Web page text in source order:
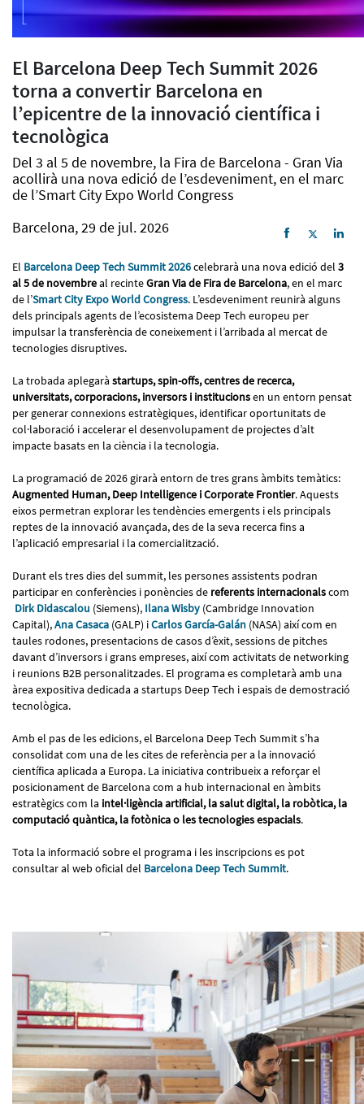
El Barcelona Deep Tech Summit 2026
torna a convertir Barcelona en
l’epicentre de la innovació científica i
tecnològica
Del 3 al 5 de novembre, la Fira de Barcelona - Gran Via
acollirà una nova edició de l’esdeveniment, en el marc
de l’Smart City Expo World Congress
Barcelona, 29 de jul. 2026
El Barcelona Deep Tech Summit 2026celebrarà una nova edició del 3
al 5 de novembreal recinteGran Via de Fira de Barcelona, en el marc
de l’Smart City Expo World Congress. L’esdeveniment reunirà alguns
dels principals agents de l’ecosistema Deep Tech europeu per
impulsar la transferència de coneixement i l’arribada al mercat de
tecnologies disruptives.
La trobada aplegarà startups, spin-offs, centres de recerca,
universitats, corporacions, inversors i institucionsen un entorn pensat
per generar connexions estratègiques, identificar oportunitats de
col·laboració i accelerar el desenvolupament de projectes d’alt
impacte basats en la ciència i la tecnologia.
La programació de 2026 girarà entorn de tres grans àmbits temàtics:
Augmented Human, Deep Intelligence i Corporate Frontier. Aquests
eixos permetran explorar les tendències emergents i els principals
reptes de la innovació avançada, des de la seva recerca fins a
l’aplicació empresarial i la comercialització.
Durant els tres dies del summit, les persones assistents podran
participar en conferències i ponències de referents internacionalscom
Dirk Didascalou (Siemens), Ilana Wisby (Cambridge Innovation
Capital),Ana Casaca (GALP) iCarlos García-Galán (NASA) així com en
taules rodones, presentacions de casos d’èxit, sessions de pitches
davant d’inversors i grans empreses, així com activitats de networking
i reunions B2B personalitzades. El programa es completarà amb una
àrea expositiva dedicada a startups Deep Tech i espais de demostració
tecnològica.
Amb el pas de les edicions, el Barcelona Deep Tech Summit s’ha
consolidat com una de les cites de referència per a la innovació
científica aplicada a Europa. La iniciativa contribueix a reforçar el
posicionament de Barcelona com a hub internacional en àmbits
estratègics com la intel·ligència artificial, la salut digital, la robòtica, la
computació quàntica, la fotònica o les tecnologies espacials.
Tota la informació sobre el programa i les inscripcions es pot
consultar al web oficial del Barcelona Deep Tech Summit.